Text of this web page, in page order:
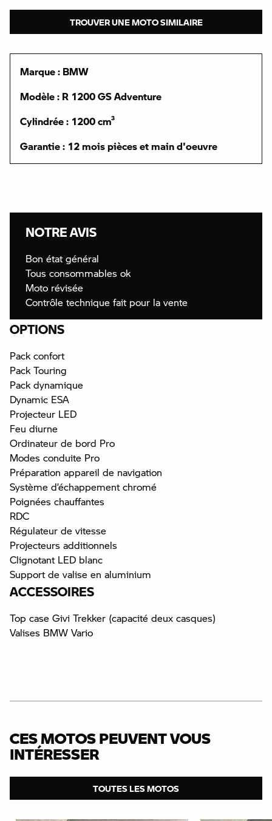
TROUVER UNE MOTO SIMILAIRE
Marque : BMW
Modèle : R 1200 GS Adventure
Cylindrée : 1200 cm³
Garantie : 12 mois pièces et main d'oeuvre
NOTRE AVIS
Bon état général
Tous consommables ok
Moto révisée
Contrôle technique fait pour la vente
OPTIONS
Pack confort
Pack Touring
Pack dynamique
Dynamic ESA
Projecteur LED
Feu diurne
Ordinateur de bord Pro
Modes conduite Pro
Préparation appareil de navigation
Système d’échappement chromé
Poignées chauffantes
RDC
Régulateur de vitesse
Projecteurs additionnels
Clignotant LED blanc
Support de valise en aluminium
ACCESSOIRES
Top case Givi Trekker (capacité deux casques)
Valises BMW Vario
CES MOTOS PEUVENT VOUS
INTÉRESSER
TOUTES LES MOTOS